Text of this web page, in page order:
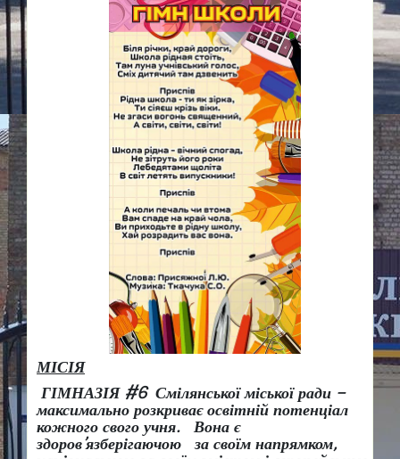
МІСІЯ
ГІМНАЗІЯ #6 Смілянської міської ради –
максимально розкриває освітній потенціал
кожного свого учня.
Вона є
здоров’язберігаючою за своїм напрямком,